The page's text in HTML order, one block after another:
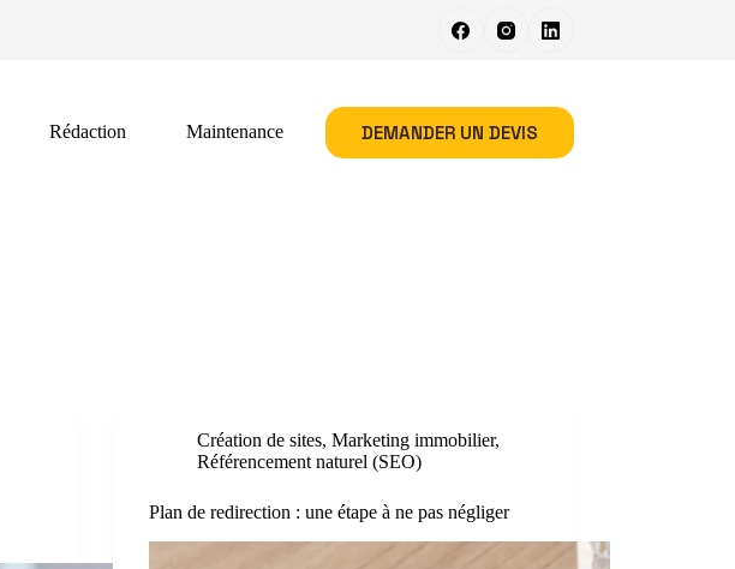
Rédaction Maintenance DEMANDER UN DEVIS
Création de sites,Marketing immobilier,
Référencement naturel (SEO)
Plan de redirection : une étape à ne pas négliger